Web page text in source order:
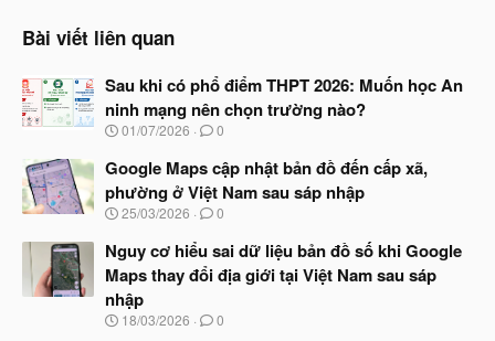
Bài viết liên quan
Sau khi có phổ điểm THPT 2026: Muốn học An
ninh mạng nên chọn trường nào?
N
à
b
ắ
đ
ầ
u
01/07/2026 0
Google Maps cập nhật bản đồ đến cấp xã,
phường ở Việt Nam sau sáp nhập
N
à
y
b
ắ
t
25/03/2026 0
Nguy cơ hiểu sai dữ liệu bản đồ số khi Google
Maps thay đổi địa giới tại Việt Nam sau sáp
nhập
N
18/03/2026 0